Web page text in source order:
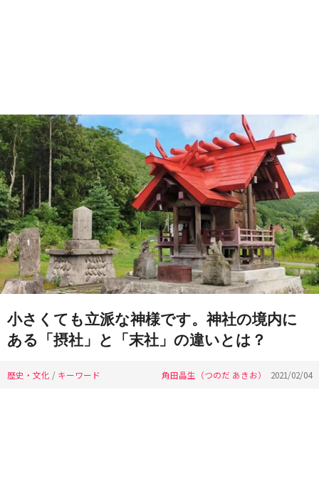
小さくても立派な神様です。神社の境内に
ある「摂社」と「末社」の違いとは？
歴史・文化 / キーワード 角田晶生（つのだ あきお） 2021/02/04